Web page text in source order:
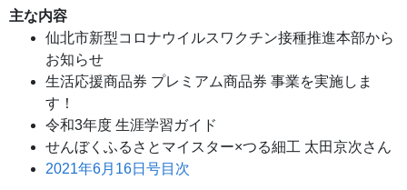
主な内容
仙北市新型コロナウイルスワクチン接種推進本部から
お知らせ
生活応援商品券 プレミアム商品券 事業を実施しま
す！
令和3年度 生涯学習ガイド
せんぼくふるさとマイスター×つる細工 太田京次さん
2021年6月16日号目次